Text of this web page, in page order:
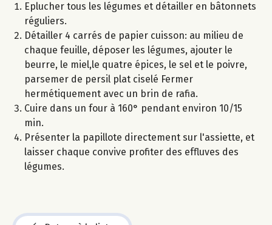
Eplucher tous les légumes et détailler en bâtonnets
réguliers.
Détailler 4 carrés de papier cuisson: au milieu de
chaque feuille, déposer les légumes, ajouter le
beurre, le miel,le quatre épices, le sel et le poivre,
parsemer de persil plat ciselé Fermer
hermétiquement avec un brin de rafia.
Cuire dans un four à 160° pendant environ 10/15
min.
Présenter la papillote directement sur l'assiette, et
laisser chaque convive profiter des effluves des
légumes.